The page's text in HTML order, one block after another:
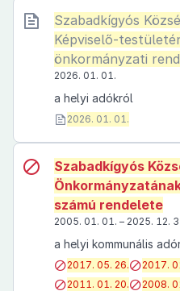
Szabadkígyós
Képviselő-
önkormányzati
2026. 01. 01.
a helyi adókról
2026. 01. 01.
Szabadkígyós
számú rendelete
2005. 01. 01. – 2025. 12.
a helyi kommunális
2017. 05. 26. 2017.
2011. 01. 20.
2008.